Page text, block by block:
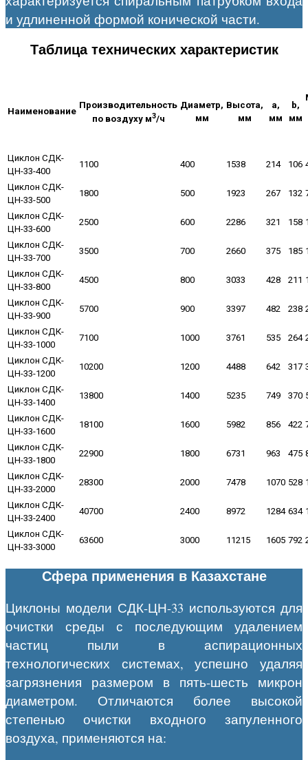
и удлиненной формой конической части.
Таблица технических характеристик
Наименование
Производительность
по воздуху м3/ч
Диаметр,
мм
Высота,
мм
а,
мм
b,
мм
Циклон СДК-
ЦН-33-400
1100 400 1538 214 106
Циклон СДК-
ЦН-33-500
1800 500 1923 267 132
Циклон СДК-
ЦН-33-600
2500 600 2286 321 158
Циклон СДК-
ЦН-33-700
3500 700 2660 375 185
Циклон СДК-
ЦН-33-800
4500 800 3033 428 211
Циклон СДК-
ЦН-33-900
5700 900 3397 482 238
Циклон СДК-
ЦН-33-1000
7100 1000 3761 535 264
Циклон СДК-
ЦН-33-1200
10200 1200 4488 642 317
Циклон СДК-
ЦН-33-1400
13800 1400 5235 749 370
Циклон СДК-
ЦН-33-1600
18100 1600 5982 856 422
Циклон СДК-
ЦН-33-1800
22900 1800 6731 963 475
Циклон СДК-
ЦН-33-2000
28300 2000 7478 1070 528
Циклон СДК-
ЦН-33-2400
40700 2400 8972 1284 634
Циклон СДК-
ЦН-33-3000
63600 3000 11215 1605 792
Сфера применения в Казахстане
Циклоны модели СДК-ЦН-33 используются для
очистки среды с последующим удалением
частиц пыли в аспирационных
технологических системах, успешно удаляя
загрязнения размером в пять-шесть микрон
диаметром. Отличаются более высокой
степенью очистки входного запуленного
воздуха, применяются на: